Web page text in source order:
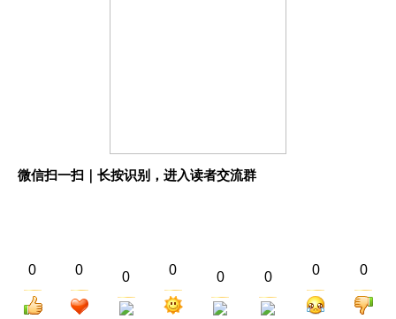
微信扫一扫｜长按识别，进入读者交流群
0 0 0 0 0 0 0 0